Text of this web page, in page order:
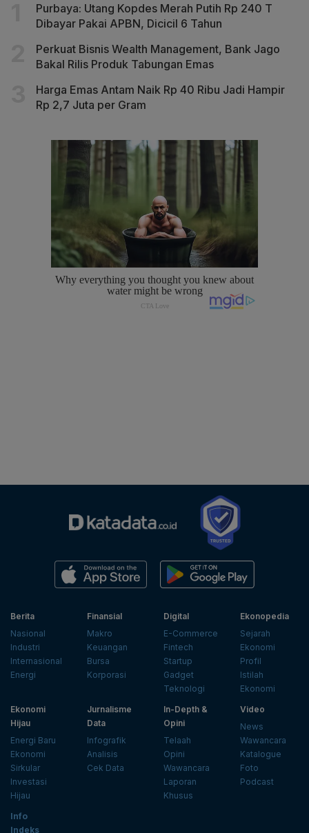
Purbaya: Utang Kopdes Merah Putih Rp 240 T
Dibayar Pakai APBN, Dicicil 6 Tahun
Perkuat Bisnis Wealth Management, Bank Jago
Bakal Rilis Produk Tabungan Emas
Harga Emas Antam Naik Rp 40 Ribu Jadi Hampir
Rp 2,7 Juta per Gram
Berita
Nasional
Industri
Internasional
Energi
Finansial
Makro
Keuangan
Bursa
Korporasi
Digital
E-Commerce
Fintech
Startup
Gadget
Teknologi
Ekonopedia
Sejarah
Ekonomi
Profil
Istilah
Ekonomi
Ekonomi
Hijau
Energi Baru
Ekonomi
Sirkular
Investasi
Hijau
Jurnalisme
Data
Infografik
Analisis
Cek Data
In-Depth &
Opini
Telaah
Opini
Wawancara
Laporan
Khusus
Video
News
Wawancara
Katalogue
Foto
Podcast
Info
Indeks